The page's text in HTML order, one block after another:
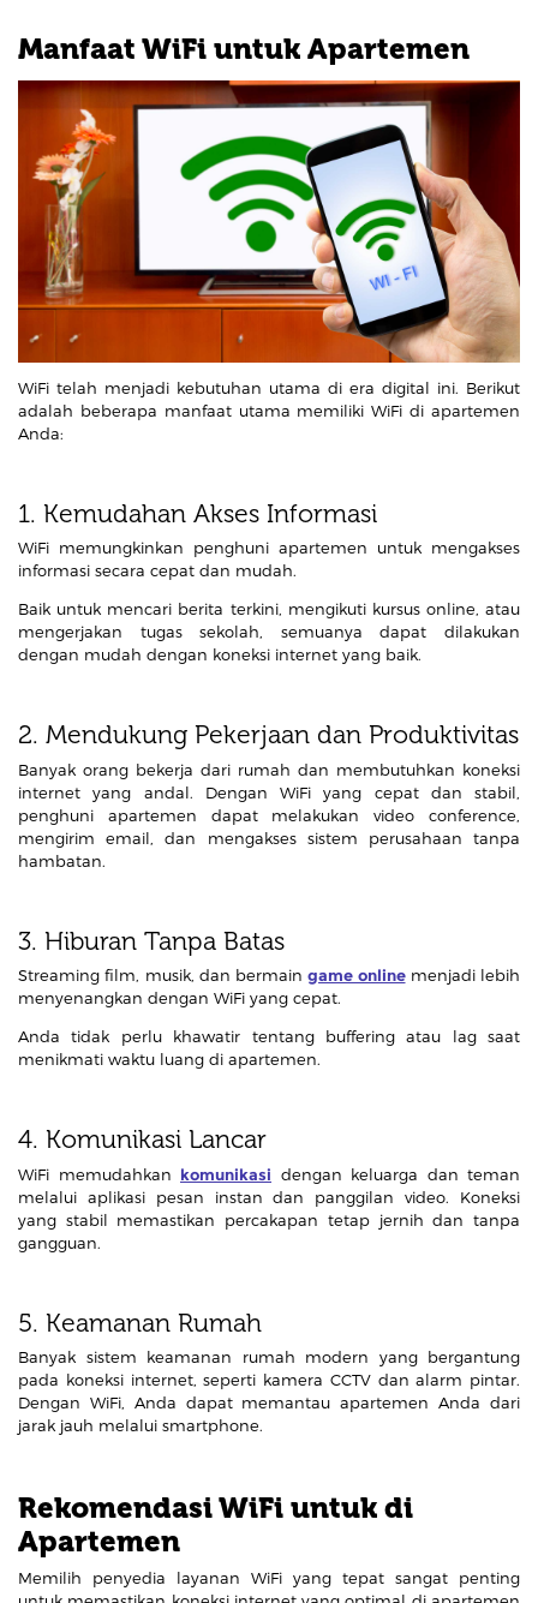
Manfaat WiFi untuk Apartemen
WiFi telah menjadi kebutuhan utama di era digital ini. Berikut
adalah beberapa manfaat utama memiliki WiFi di apartemen
Anda:
1. Kemudahan Akses Informasi
WiFi memungkinkan penghuni apartemen untuk mengakses
informasi secara cepat dan mudah.
Baik untuk mencari berita terkini, mengikuti kursus online, atau
mengerjakan tugas sekolah, semuanya dapat dilakukan
dengan mudah dengan koneksi internet yang baik.
2. Mendukung Pekerjaan dan Produktivitas
Banyak orang bekerja dari rumah dan membutuhkan koneksi
internet yang andal. Dengan WiFi yang cepat dan stabil,
penghuni apartemen dapat melakukan video conference,
mengirim email, dan mengakses sistem perusahaan tanpa
hambatan.
3. Hiburan Tanpa Batas
Streaming film, musik, dan bermaingame onlinemenjadi lebih
menyenangkan dengan WiFi yang cepat.
Anda tidak perlu khawatir tentang buffering atau lag saat
menikmati waktu luang di apartemen.
4. Komunikasi Lancar
WiFi memudahkan komunikasi dengan keluarga dan teman
melalui aplikasi pesan instan dan panggilan video. Koneksi
yang stabil memastikan percakapan tetap jernih dan tanpa
gangguan.
5. Keamanan Rumah
Banyak sistem keamanan rumah modern yang bergantung
pada koneksi internet, seperti kamera CCTV dan alarm pintar.
Dengan WiFi, Anda dapat memantau apartemen Anda dari
jarak jauh melalui smartphone.
Rekomendasi WiFi untuk di
Apartemen
Memilih penyedia layanan WiFi yang tepat sangat penting